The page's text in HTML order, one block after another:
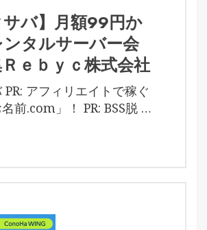
サバ】月額99円か
ンタルサーバー会
ｅｂｙｃ株式会社
PR: アフィリエイトで稼ぐ
前.com」！ PR: BSS脱 …